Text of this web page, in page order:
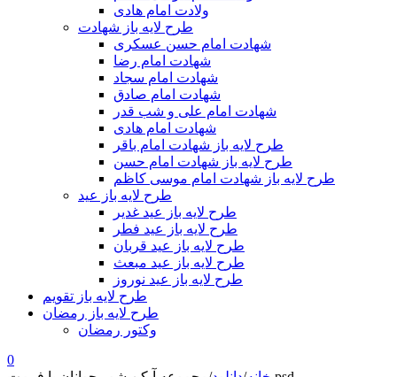
ولادت امام هادی
طرح لایه باز شهادت
شهادت امام حسن عسکری
شهادت امام رضا
شهادت امام سجاد
شهادت امام صادق
شهادت امام علی و شب قدر
شهادت امام هادی
طرح لایه باز شهادت امام باقر
طرح لایه باز شهادت امام حسن
طرح لایه باز شهادت امام موسی کاظم
طرح لایه باز عید
طرح لایه باز عید غدیر
طرح لایه باز عید فطر
طرح لایه باز عید قربان
طرح لایه باز عید مبعث
طرح لایه باز عید نوروز
طرح لایه باز تقویم
طرح لایه باز رمضان
وکتور رمضان
0